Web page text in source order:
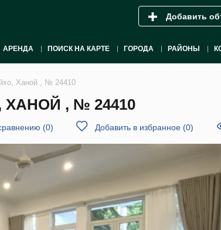
Добавить
АРЕНДА ПОИСК НА КАРТЕ ГОРОДА РАЙОНЫ
Ханой , № 24410
, № 24410
(0) Добавить в избранное (0)